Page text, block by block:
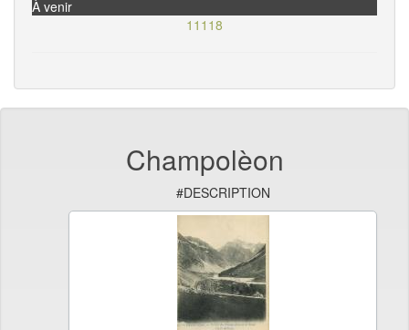
À venir
11118
Champolèon
#DESCRIPTION